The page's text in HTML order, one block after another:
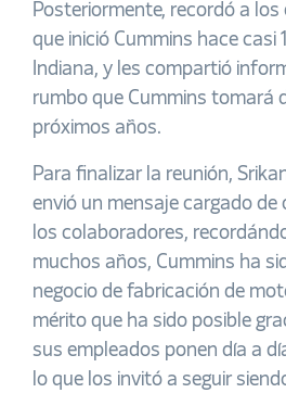
Posteriormente, recordó a
que inició Cummins hace casi
Indiana, y les compartió
rumbo que Cummins tomará
próximos años.
Para finalizar la reunión,
envió un mensaje cargado
los colaboradores,
muchos años, Cummins ha
negocio de fabricación de
mérito que ha sido posible
sus empleados ponen día a
lo que los invitó a seguir